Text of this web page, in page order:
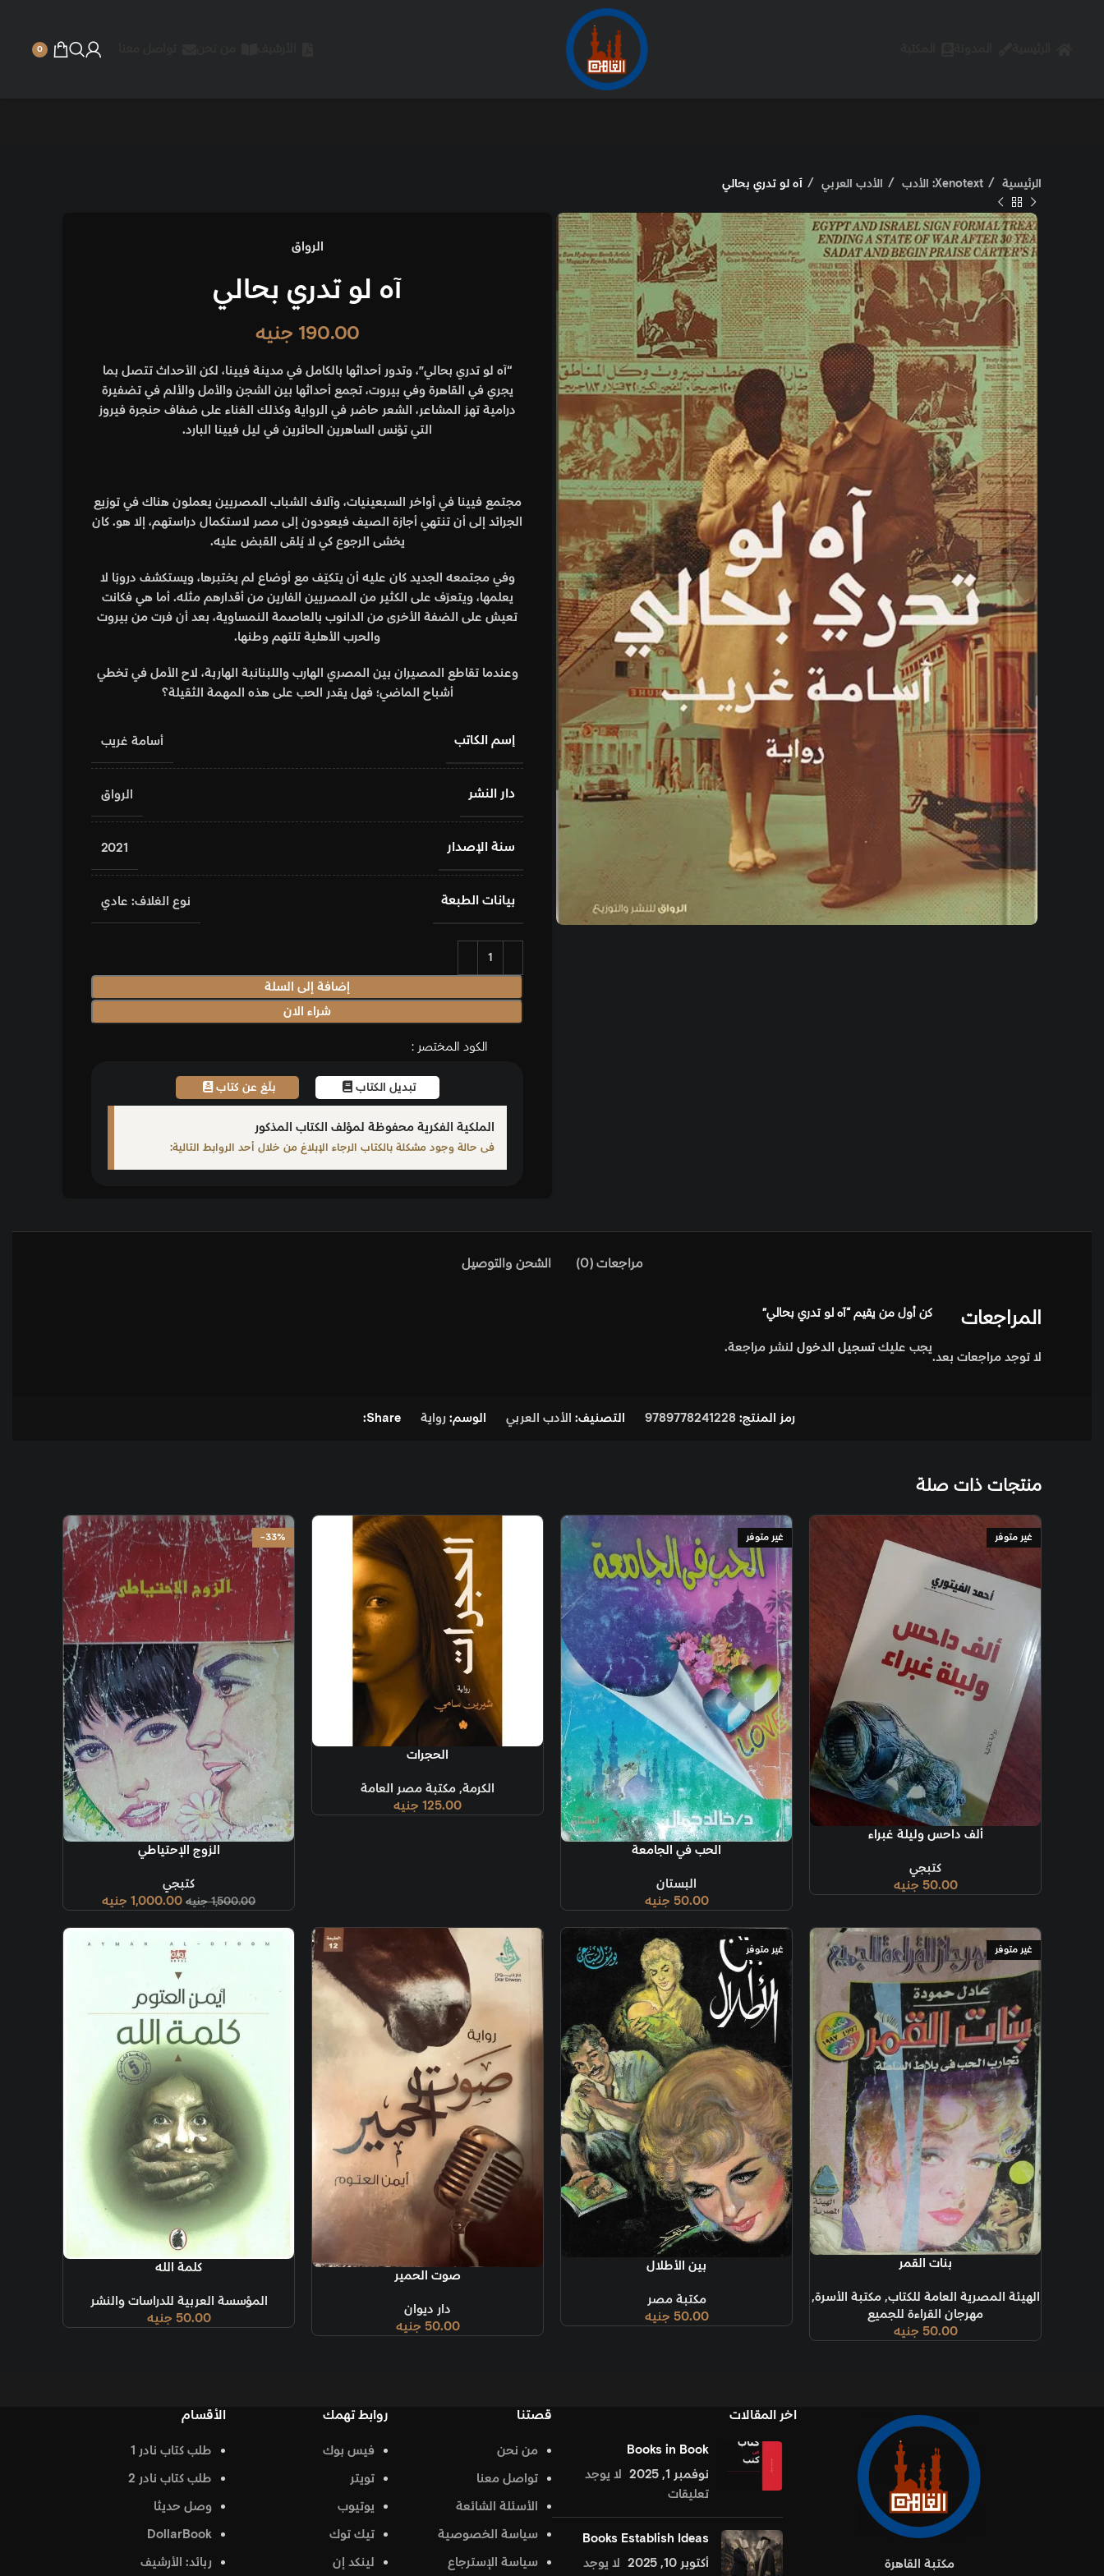
0
الرئيسية Xenotext: الأدب الأدب العربي آه لو تدري بحالي
الرواق
آه لو تدري بحالي
190.00 جنيه
“آه لو تدري بحالي”، وتدور أحداثها بالكامل في مدينة فيينا، لكن الأحداث تتصل بما
يجري في القاهرة وفي بيروت، تجمع أحداثها بين الشجن والأمل والألم في تضفيرة
درامية تهز المشاعر، الشعر حاضر في الرواية وكذلك الغناء على ضفاف حنجرة فيروز
التي تؤنس الساهرين الحائرين في ليل فيينا البارد.
مجتمع فيينا في أواخر السبعينيات، وآلاف الشباب المصريين يعملون هناك في توزيع
الجرائد إلى أن تنتهي أجازة الصيف فيعودون إلى مصر لاستكمال دراستهم، إلا هو. كان
يخشى الرجوع كي لا يُلقى القبض عليه.
وفي مجتمعه الجديد كان عليه أن يتكيّف مع أوضاع لم يختبرها، ويستكشف دروبًا لا
يعلمها، ويتعرّف على الكثير من المصريين الفارين من أقدارهم مثله. أما هي فكانت
تعيش على الضفة الأخرى من الدانوب بالعاصمة النمساوية، بعد أن فرت من بيروت
والحرب الأهلية تلتهم وطنها.
وعندما تقاطع المصيران بين المصري الهارب واللبنانبة الهاربة، لاح الأمل في تخطي
أشباح الماضي؛ فهل يقدر الحب على هذه المهمة الثقيلة؟
إسم الكاتب أسامة غريب
دار النشر الرواق
سنة الإصدار 2021
بيانات الطبعة نوع الغلاف: عادي
إضافة إلى السلة
شراء الان
الكود المختصر :
تبديل الكتاب بلّغ عن كتاب
الملكية الفكرية محفوظة لمؤلف الكتاب المذكور
فى حالة وجود مشكلة بالكتاب الرجاء الإبلاغ من خلال أحد الروابط التالية:
مراجعات (0) الشحن والتوصيل
المراجعات
لا توجد مراجعات بعد.
كن أول من يقيم “آه لو تدري بحالي”
يجب عليك تسجيل الدخول لنشر مراجعة.
رمز المنتج:9789778241228 التصنيف: الأدب العربي الوسم: رواية Share:
منتجات ذات صلة
غير متوفر
ألف داحس وليلة غبراء
كتبجي
50.00 جنيه
غير متوفر
الحب في الجامعة
البستان
50.00 جنيه
الحجرات
الكرمة, مكتبة مصر العامة
125.00 جنيه
-33%
إضافة إلى السلةالزوج الإحتياطي
كتبجي
1,500.00 جنيه 1,000.00 جنيه
غير متوفر
بنات القمر
الهيئة المصرية العامة للكتاب,مكتبة الأسرة,
مهرجان القراءة للجميع
50.00 جنيه
غير متوفر
بين الأطلال
مكتبة مصر
50.00 جنيه
صوت الحمير
دار ديوان
50.00 جنيه
كلمة الله
المؤسسة العربية للدراسات والنشر
50.00 جنيه
مكتبة القاهرة
اخر المقالات
Books in Book
نوفمبر 1, 2025
لا يوجد
تعليقات
Books Establish Ideas
أكتوبر 10, 2025
لا يوجد
قصتنا
من نحن
تواصل معنا
الأسئلة الشائعة
سياسة الخصوصية
سياسة الإسترجاع
روابط تهمك
فيس بوك
تويتر
يوتيوب
تيك توك
لينكد إن
الأقسام
طلب كتاب نادر 1
طلب كتاب نادر 2
وصل حديثا
DollarBook
ربائد: الأرشيف